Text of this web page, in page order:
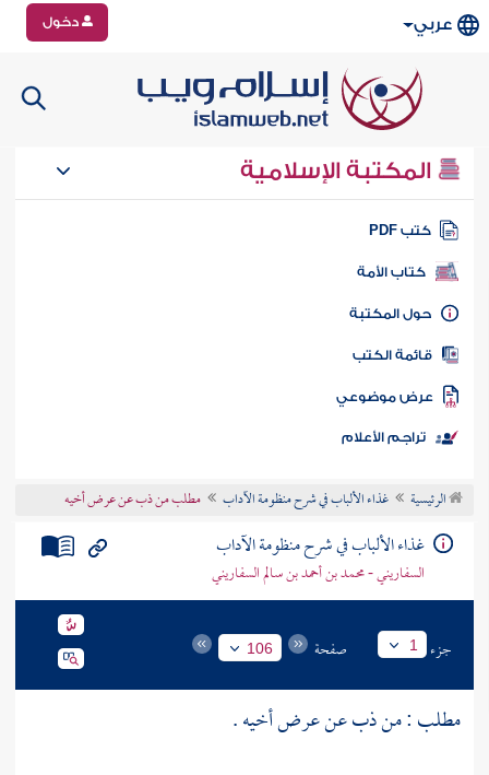
عربي دخول
المكتبة الإسلامية
كتب PDF
كتاب الأمة
المكتبة
الكتب
موضوعي
تراجم الأعلام
الرئيسية غذاء الألباب في شرح منظومة الآداب مطلب من ذب عن عرض أخيه
غذاء الألباب في شرح منظومة الآداب
السفاريني - محمد بن أحمد بن سالم السفاريني
جزء 1 صفحة 106
مطلب : من ذب عن عرض أخيه .